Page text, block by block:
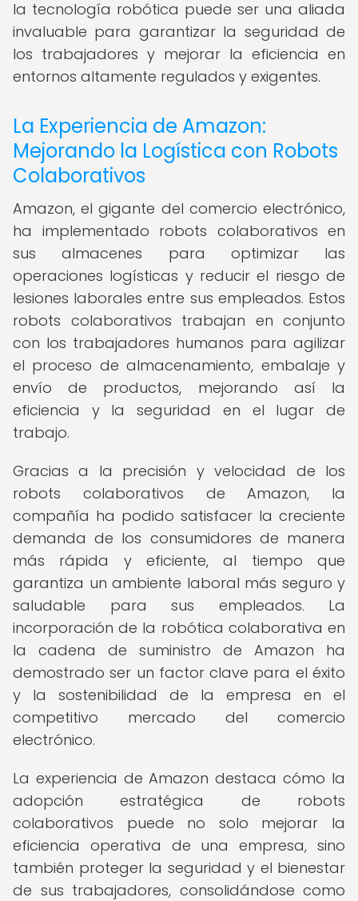
la tecnología robótica puede ser una aliada
invaluable para garantizar la seguridad de
los trabajadores y mejorar la eficiencia en
entornos altamente regulados y exigentes.
La Experiencia de Amazon:
Mejorando la Logística con Robots
Colaborativos
Amazon, el gigante del comercio electrónico,
ha implementado robots colaborativos en
sus almacenes para optimizar las
operaciones logísticas y reducir el riesgo de
lesiones laborales entre sus empleados. Estos
robots colaborativos trabajan en conjunto
con los trabajadores humanos para agilizar
el proceso de almacenamiento, embalaje y
envío de productos, mejorando así la
eficiencia y la seguridad en el lugar de
trabajo.
Gracias a la precisión y velocidad de los
robots colaborativos de Amazon, la
compañía ha podido satisfacer la creciente
demanda de los consumidores de manera
más rápida y eficiente, al tiempo que
garantiza un ambiente laboral más seguro y
saludable para sus empleados. La
incorporación de la robótica colaborativa en
la cadena de suministro de Amazon ha
demostrado ser un factor clave para el éxito
y la sostenibilidad de la empresa en el
competitivo mercado del comercio
electrónico.
La experiencia de Amazon destaca cómo la
adopción estratégica de robots
colaborativos puede no solo mejorar la
eficiencia operativa de una empresa, sino
también proteger la seguridad y el bienestar
de sus trabajadores, consolidándose como